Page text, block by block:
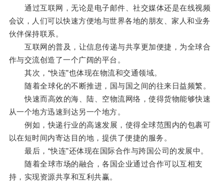
通过互联网，无论是电子邮件、社交媒体还是在线视频
会议，人们可以快速方便地与世界各地的朋友、家人和业务
伙伴保持联系。
互联网的普及，让信息传递与共享更加便捷，为全球合
作与交流创造了一个广阔的平台。
其次，“快连”也体现在物流和交通领域。
随着全球化的不断推进，国与国之间的往来日益频繁。
快速而高效的海、陆、空物流网络，使得货物能够快速
从一个地方迅速到达另一个地方。
例如，快递行业的高速发展，使得全球范围内的包裹可
以在短时间内寄达目的地，提供了便捷的服务。
最后，“快连”还体现在国际合作与跨国公司的发展中。
随着全球市场的融合，各国企业通过合作可以互相支
持，实现资源共享和互利共赢。